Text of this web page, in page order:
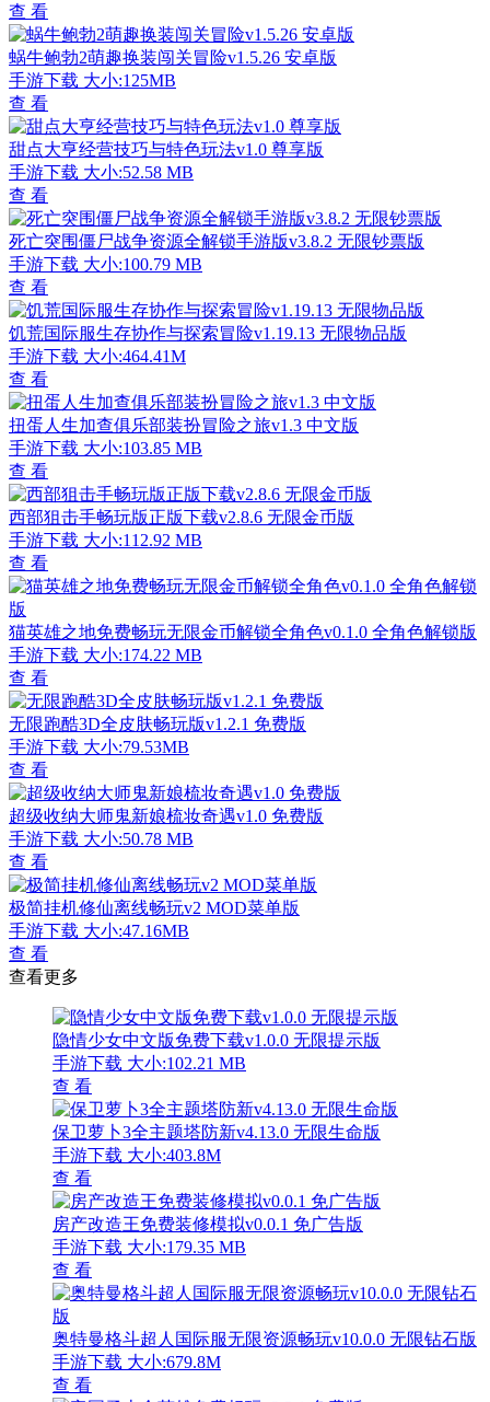
查 看
蜗牛鲍勃2萌趣换装闯关冒险v1.5.26 安卓版
手游下载 大小:125MB
查 看
甜点大亨经营技巧与特色玩法v1.0 尊享版
手游下载 大小:52.58 MB
查 看
死亡突围僵尸战争资源全解锁手游版v3.8.2 无限钞票版
手游下载 大小:100.79 MB
查 看
饥荒国际服生存协作与探索冒险v1.19.13 无限物品版
手游下载 大小:464.41M
查 看
扭蛋人生加查俱乐部装扮冒险之旅v1.3 中文版
手游下载 大小:103.85 MB
查 看
西部狙击手畅玩版正版下载v2.8.6 无限金币版
手游下载 大小:112.92 MB
查 看
猫英雄之地免费畅玩无限金币解锁全角色v0.1.0 全角色解锁版
手游下载 大小:174.22 MB
查 看
无限跑酷3D全皮肤畅玩版v1.2.1 免费版
手游下载 大小:79.53MB
查 看
超级收纳大师鬼新娘梳妆奇遇v1.0 免费版
手游下载 大小:50.78 MB
查 看
极简挂机修仙离线畅玩v2 MOD菜单版
手游下载 大小:47.16MB
查 看
查看更多
隐情少女中文版免费下载v1.0.0 无限提示版
手游下载 大小:102.21 MB
查 看
保卫萝卜3全主题塔防新v4.13.0 无限生命版
手游下载 大小:403.8M
查 看
房产改造王免费装修模拟v0.0.1 免广告版
手游下载 大小:179.35 MB
查 看
奥特曼格斗超人国际服无限资源畅玩v10.0.0 无限钻石版
手游下载 大小:679.8M
查 看